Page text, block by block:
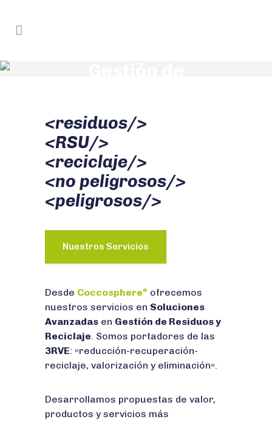
<residuos/>
<RSU/>
<reciclaje/>
<no peligrosos/>
<peligrosos/>
Nuestros Servicios
Desde Coccosphere® ofrecemos
nuestros servicios en Soluciones
Avanzadas en Gestión de Residuos y
Reciclaje. Somos portadores de las
3RVE: «reducción-recuperación-
reciclaje, valorización y eliminación».
Desarrollamos propuestas de valor,
productos y servicios más